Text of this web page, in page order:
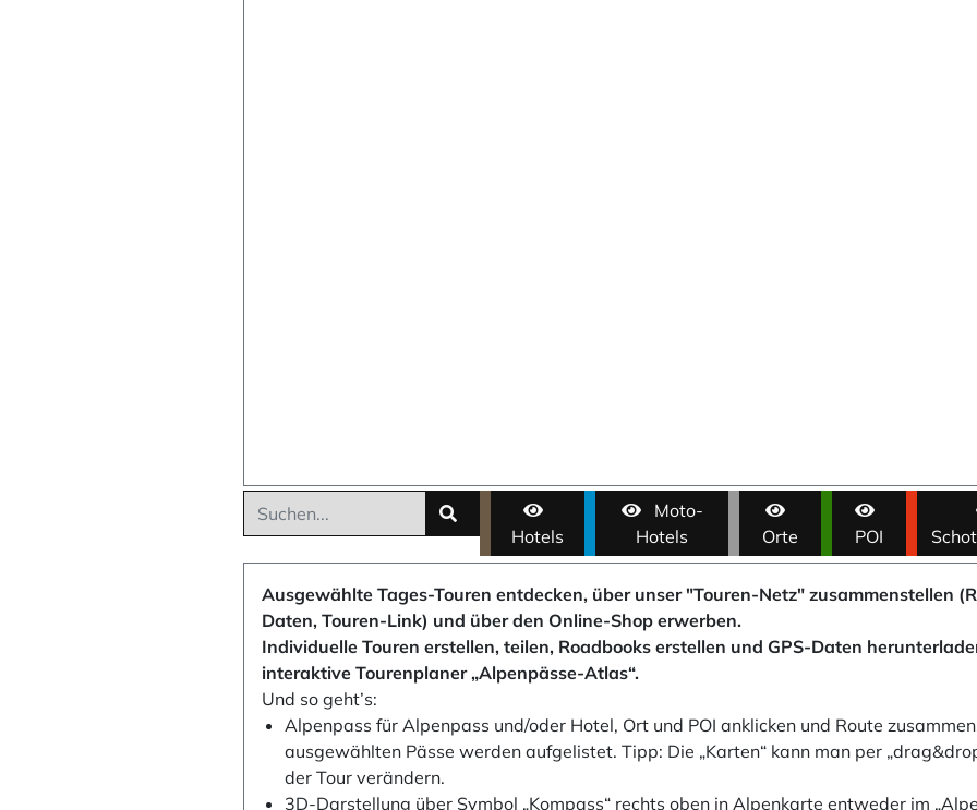
Hotels
Moto-
Hotels
Orte POI
Ausgewählte Tages-Touren entdecken, über unser "Touren-Netz" zusammenstellen
Daten, Touren-Link) und über den Online-Shop erwerben.
Individuelle Touren erstellen, teilen, Roadbooks erstellen und GPS-Daten
interaktive Tourenplaner „Alpenpässe-Atlas“.
Und so geht’s:
Alpenpass für Alpenpass und/oder Hotel, Ort und POI anklicken und Route
ausgewählten Pässe werden aufgelistet. Tipp: Die „Karten“ kann man per
der Tour verändern.
3D-Darstellung über Symbol „Kompass“ rechts oben in Alpenkarte entweder im